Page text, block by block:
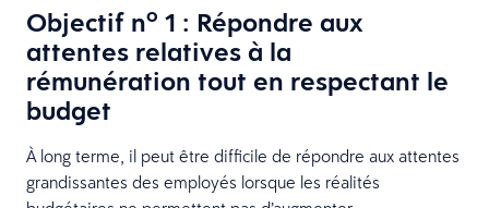
Objectif no 1 : Répondre aux
attentes relatives à la
rémunération tout en respectant le
budget
À long terme, il peut être difficile de répondre aux attentes
grandissantes des employés lorsque les réalités